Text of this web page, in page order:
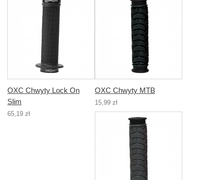
OXC Chwyty Lock On
Slim
65,19 zł
OXC Chwyty MTB
15,99 zł